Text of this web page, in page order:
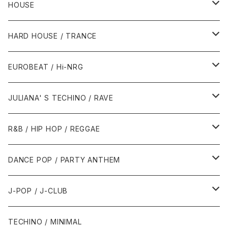
HOUSE
1980年代
1987年・以前
1988年
1990年代
1990年
1991年
2000年代
2000年
2001年
2010年代
2010年
2011年
HARD HOUSE / TRANCE
1990年代
1994年・以前
1995年
2000年代
2000年
2001年
EUROBEAT / Hi-NRG
1980年代
1986年・以前
1987年
1990年代
1990年
1991年
2000年代
JULIANA' S TECHINO / RAVE
1990年代
1990年
1991年
2000年代
2000年
2001年
R&B / HIP HOP / REGGAE
1980年代
1985年・以前
1986年
1990年代
1990年
2000年代
DANCE POP / PARTY ANTHEM
1980年代
1988年・以前
1990年代
J-POP / J-CLUB
1980年代
TECHINO / MINIMAL